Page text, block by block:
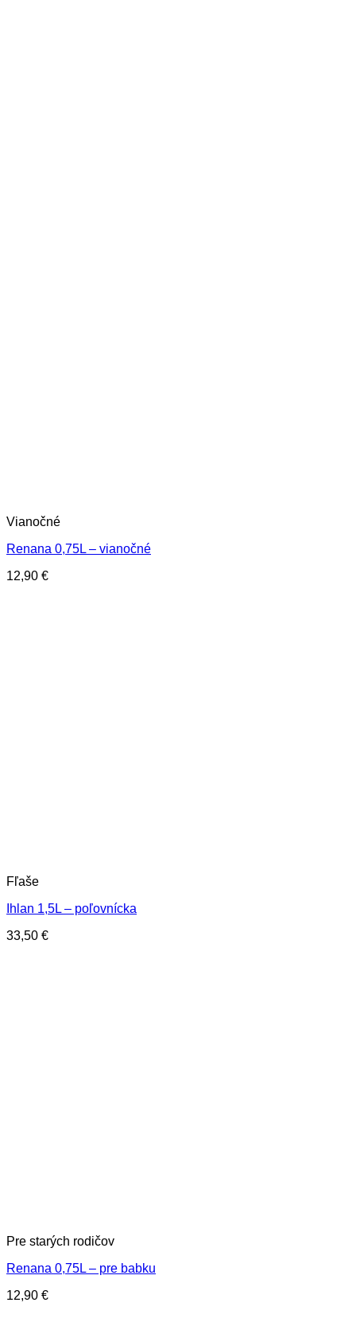
Vianočné
Renana 0,75L – vianočné
12,90 €
Fľaše
Ihlan 1,5L – poľovnícka
33,50 €
Pre starých rodičov
Renana 0,75L – pre babku
12,90 €